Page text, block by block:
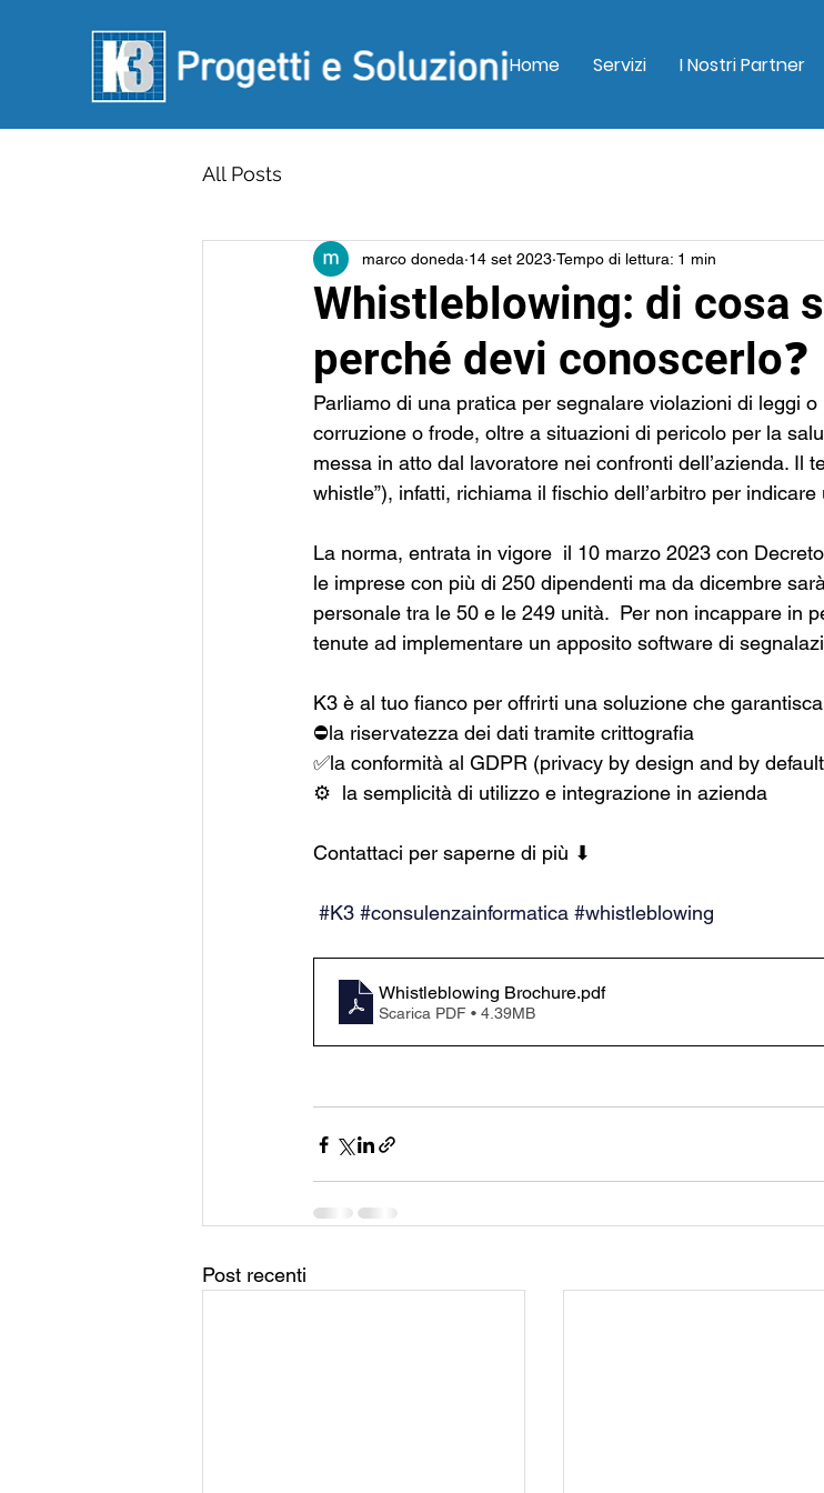
Home Servizi I Nostri Partner
All Posts
Whistleblowing: di cosa
perché devi conoscerlo❓
marco doneda 14 set 2023 Tempo di lettura: 1 min
Parliamo di una pratica per segnalare violazioni di leggi
corruzione o frode, oltre a situazioni di pericolo per la
messa in atto dal lavoratore nei confronti dell’azienda. Il
whistle”), infatti, richiama il fischio dell’arbitro per
La norma, entrata in vigore  il 10 marzo 2023 con
le imprese con più di 250 dipendenti ma da dicembre
personale tra le 50 e le 249 unità.  Per non incappare in
tenute ad implementare un apposito software di
K3 è al tuo fianco per offrirti una soluzione che
⛔la riservatezza dei dati tramite crittografia
✅la conformità al GDPR (privacy by design and by
⚙  la semplicità di utilizzo e integrazione in azienda
Contattaci per saperne di più ⬇
#K3 #consulenzainformatica #whistleblowing
Whistleblowing Brochure.pdf
Scarica PDF • 4.39MB
Post recenti